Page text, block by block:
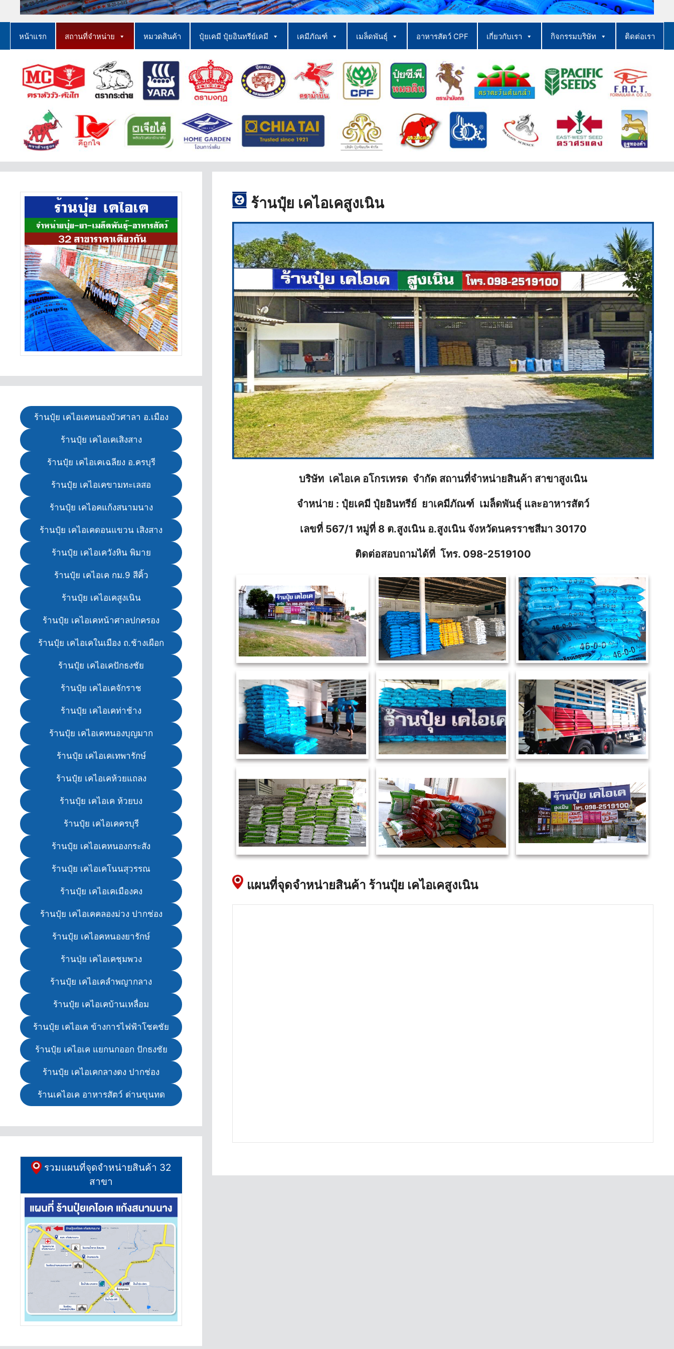
หน้าแรก สถานที่จำหน่าย หมวดสินค้า ปุ๋ยเคมี ปุ๋ยอินทรีย์เคมี เคมีภัณฑ์ เมล็ดพันธุ์ อาหารสัตว์ CPF เกี่ยวกับเรา กิจกรรมบริษัท ติดต่อเรา
ร้านปุ๋ย เคไอเคสูงเนิน
บริษัท เคไอเค อโกรเทรด จำกัด สถานที่จำหน่ายสินค้า สาขาสูงเนิน
จำหน่าย : ปุ๋ยเคมี ปุ๋ยอินทรีย์ ยาเคมีภัณฑ์ เมล็ดพันธ์ุ และอาหารสัตว์
เลขที่ 567/1 หมู่ที่ 8 ต.สูงเนิน อ.สูงเนิน จังหวัดนครราชสีมา 30170
ติดต่อสอบถามได้ที่ โทร. 098-2519100
แผนที่จุดจำหน่ายสินค้า ร้านปุ๋ย เคไอเคสูงเนิน
ร้านปุ๋ย เคไอเคหนองบัวศาลา อ.เมือง
ร้านปุ๋ย เคไอเคเสิงสาง
ร้านปุ๋ย เคไอเคเฉลียง อ.ครบุรี
ร้านปุ๋ย เคไอเคขามทะเลสอ
ร้านปุ๋ย เคไอคแก้งสนามนาง
ร้านปุ๋ย เคไอเคดอนแขวน เสิงสาง
ร้านปุ๋ย เคไอเควังหิน พิมาย
ร้านปุ๋ย เคไอเค กม.9 สีคิ้ว
ร้านปุ๋ย เคไอเคสูงเนิน
ร้านปุ๋ย เคไอเคหน้าศาลปกครอง
ร้านปุ๋ย เคไอเคในเมือง ถ.ช้างเผือก
ร้านปุ๋ย เคไอเคปักธงชัย
ร้านปุ๋ย เคไอเคจักราช
ร้านปุ๋ย เคไอเคท่าช้าง
ร้านปุ๋ย เคไอเคหนองบุญมาก
ร้านปุ๋ย เคไอเคเทพารักษ์
ร้านปุ๋ย เคไอเคห้วยแถลง
ร้านปุ๋ย เคไอเค ห้วยบง
ร้านปุ๋ย เคไอเคครบุรี
ร้านปุ๋ย เคไอเคหนองกระสัง
ร้านปุ๋ย เคไอเคโนนสุวรรณ
ร้านปุ๋ย เคไอเคเมืองคง
ร้านปุ๋ย เคไอเคคลองม่วง ปากช่อง
ร้านปุ๋ย เคไอคหนองยารักษ์
ร้านปุ่ย เคไอเคชุมพวง
ร้านปุ๋ย เคไอเคลำพญากลาง
ร้านปุ๋ย เคไอเคบ้านเหลื่อม
ร้านปุ๋ย เคไอเค ข้างการไฟฟ้าโชคชัย
ร้านปุ๋ย เคไอเค แยกนกออก ปักธงชัย
ร้านปุ๋ย เคไอเคกลางดง ปากช่อง
ร้านเคไอเค อาหารสัตว์ ด่านขุนทด
รวมแผนที่จุดจำหน่ายสินค้า 32
สาขา